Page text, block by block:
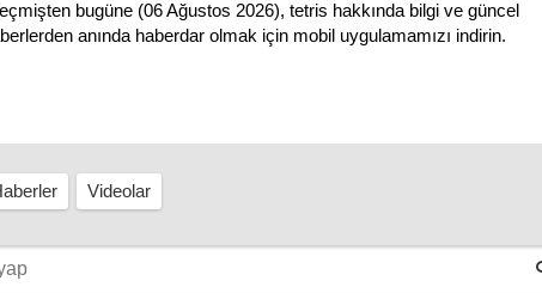
bugüne (06 Ağustos 2026), tetris hakkında bilgi ve güncel
anında haberdar olmak için mobil uygulamamızı indirin.
Videolar